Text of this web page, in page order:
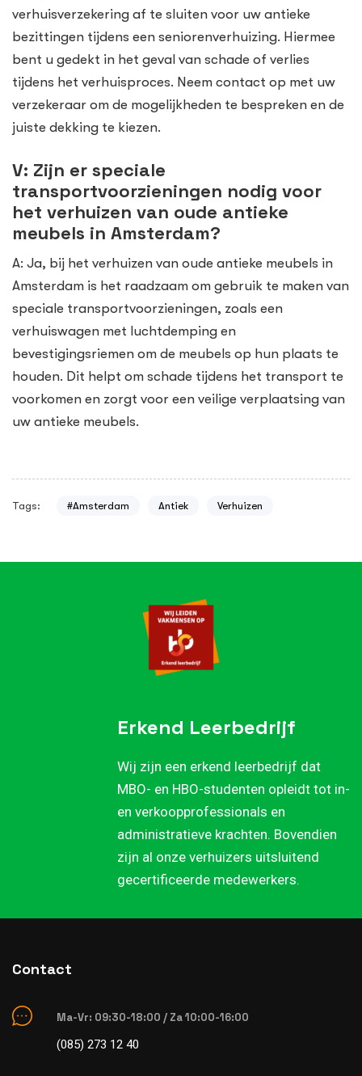
verhuisverzekering af te sluiten voor uw antieke
bezittingen tijdens een seniorenverhuizing. Hiermee
bent u gedekt in het geval van schade of verlies
tijdens het verhuisproces. Neem contact op met uw
verzekeraar om de mogelijkheden te bespreken en de
juiste dekking te kiezen.
V: Zijn er speciale
transportvoorzieningen nodig voor
het verhuizen van oude antieke
meubels in Amsterdam?
A: Ja, bij het verhuizen van oude antieke meubels in
Amsterdam is het raadzaam om gebruik te maken van
speciale transportvoorzieningen, zoals een
verhuiswagen met luchtdemping en
bevestigingsriemen om de meubels op hun plaats te
houden. Dit helpt om schade tijdens het transport te
voorkomen en zorgt voor een veilige verplaatsing van
uw antieke meubels.
Tags: #Amsterdam Antiek Verhuizen
Erkend Leerbedrijf
Wij zijn een erkend leerbedrijf dat
MBO- en HBO-studenten opleidt tot in-
en verkoopprofessionals en
administratieve krachten. Bovendien
zijn al onze verhuizers uitsluitend
gecertificeerde medewerkers.
Contact
Ma-Vr: 09:30-18:00 / Za 10:00-16:00
(085) 273 12 40